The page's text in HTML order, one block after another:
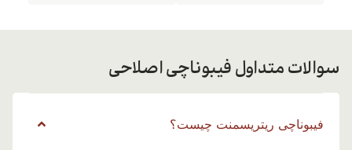
سوالات متداول فیبوناچی اصلاحی
فیبوناچی ریتریسمنت چیست؟